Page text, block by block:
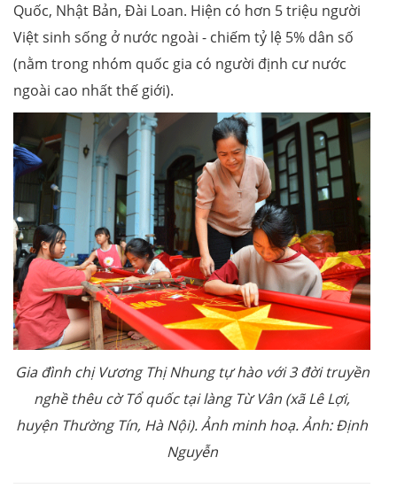
Quốc, Nhật Bản, Đài Loan. Hiện có hơn 5 triệu người
Việt sinh sống ở nước ngoài - chiếm tỷ lệ 5% dân số
(nằm trong nhóm quốc gia có người định cư nước
ngoài cao nhất thế giới).
Gia đình chị Vương Thị Nhung tự hào với 3 đời truyền
nghề thêu cờ Tổ quốc tại làng Từ Vân (xã Lê Lợi,
huyện Thường Tín, Hà Nội). Ảnh minh hoạ. Ảnh: Định
Nguyễn